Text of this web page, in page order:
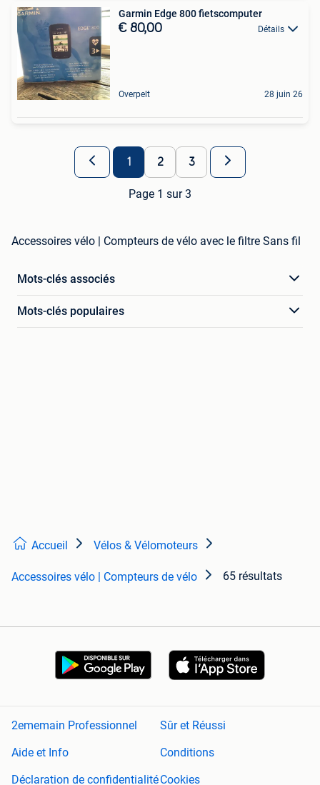
Garmin Edge 800 fietscomputer
€ 80,00 Détails
Overpelt 28 juin 26
1 2 3
Page 1 sur 3
Accessoires vélo | Compteurs de vélo avec le filtre Sans fil
Mots-clés associés
Mots-clés populaires
Accueil Vélos & Vélomoteurs
Accessoires vélo | Compteurs de vélo 65 résultats
2ememain Professionnel
Sûr et Réussi
Aide et Info
Conditions
Déclaration de confidentialitéCookies